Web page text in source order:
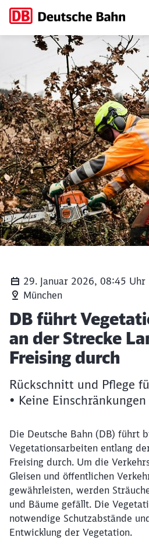
DB führt
29. Januar 2026, 08:45 Uhr
München
Artikel:
DB führt
an der Strecke
Freising durch
Rückschnitt und Pflege
• Keine
Die Deutsche Bahn (DB) führt
Vegetationsarbeiten entlang
Freising durch. Um die
Gleisen und öffentlichen
gewährleisten, werden
und Bäume gefällt. Die
notwendige Schutzabstände
Entwicklung der Vegetation.